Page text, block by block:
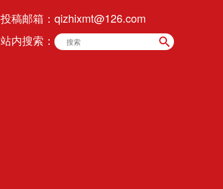
投稿邮箱： qizhixmt@126.com
站内搜索：